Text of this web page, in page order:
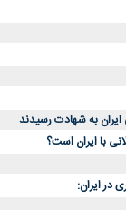
به شهادت رسیدند
با ایران است؟
در ایران: